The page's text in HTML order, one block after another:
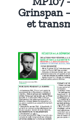
Grinspan
et